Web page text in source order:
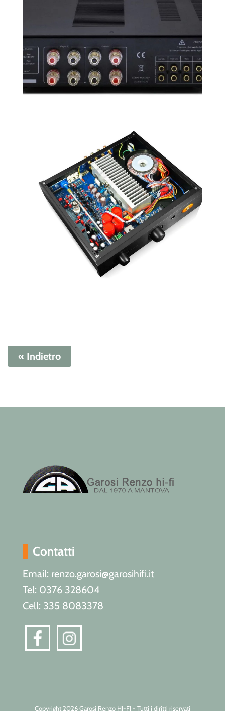
« Indietro
Contatti
Email: renzo.garosi@garosihifi.it
Tel: 0376 328604
Cell: 335 8083378
Copyright 2026 Garosi Renzo HI-FI - Tutti i diritti riservati